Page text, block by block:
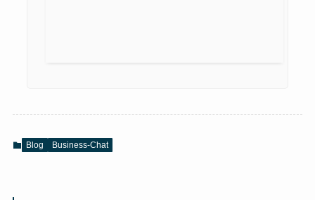
Blog Business-Chat